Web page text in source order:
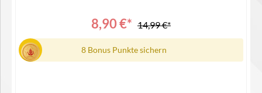
8,90 €* 14,99 €*
8 Bonus Punkte sichern